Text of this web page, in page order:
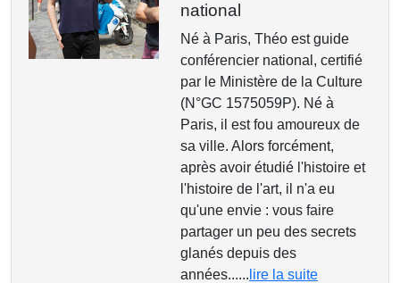
national
Né à Paris, Théo est guide
conférencier national, certifié
par le Ministère de la Culture
(N°GC 1575059P). Né à
Paris, il est fou amoureux de
sa ville. Alors forcément,
après avoir étudié l'histoire et
l'histoire de l'art, il n'a eu
qu'une envie : vous faire
partager un peu des secrets
glanés depuis des
années...... lire la suite